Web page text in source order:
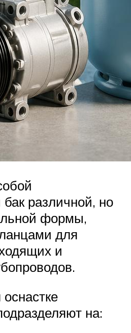
различной, но
формы,
для
и
на: